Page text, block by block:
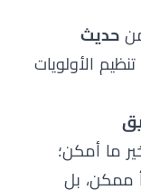
حديث
الأولويات
ما أمكن؛
ممكن، بل